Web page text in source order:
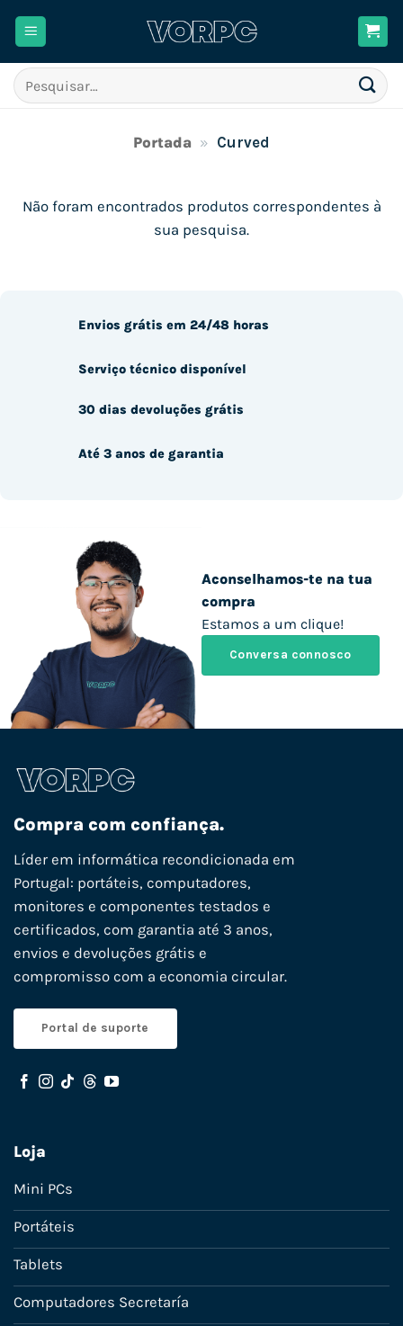
Pesquisar
por:
Portada » Curved
Não foram encontrados produtos correspondentes à
sua pesquisa.
Aconselhamos-te na tua
compra
Estamos a um clique!
Conversa connosco
Envios grátis em 24/48 horas
Serviço técnico disponível
30 dias devoluções grátis
Até 3 anos de garantia
Compra com confiança.
Líder em informática recondicionada em
Portugal: portáteis, computadores,
monitores e componentes testados e
certificados, com garantia até 3 anos,
envios e devoluções grátis e
compromisso com a economia circular.
Portal de suporte
Loja
Mini PCs
Portáteis
Tablets
Computadores Secretaría